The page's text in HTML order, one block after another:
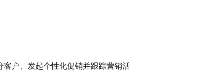
户、发起个性化促销并跟踪营销活